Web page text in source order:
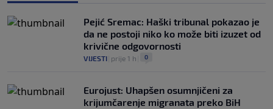
Pejić Sremac: Haški tribunal pokazao je
da ne postoji niko ko može biti izuzet od
krivične odgovornosti
VIJESTI prije 1 h 0
Eurojust: Uhapšen osumnjičeni za
krijumčarenje migranata preko BiH